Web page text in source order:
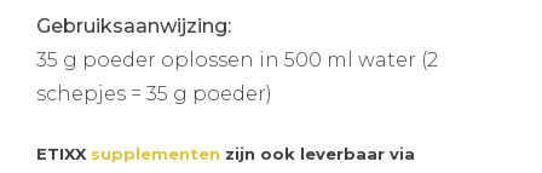
Gebruiksaanwijzing:
35 g poeder oplossen in 500 ml water (2
schepjes = 35 g poeder)
ETIXX supplementen zijn ook leverbaar via